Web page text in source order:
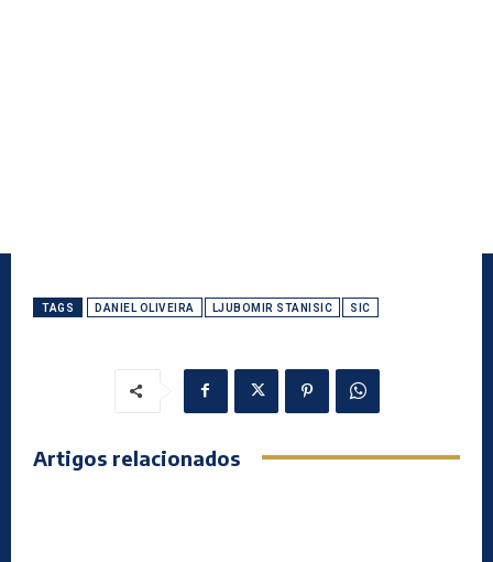
TAGS DANIEL OLIVEIRA LJUBOMIR STANISIC SIC
Artigos relacionados